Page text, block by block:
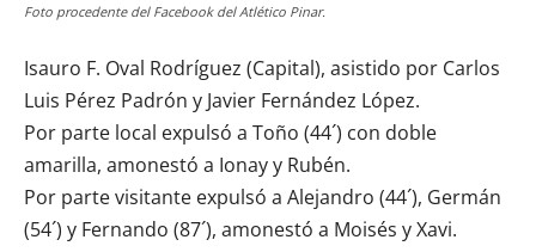
Foto procedente del Facebook del Atlético Pinar.
Isauro F. Oval Rodríguez (Capital), asistido por Carlos
Luis Pérez Padrón y Javier Fernández López.
Por parte local expulsó a Toño (44´) con doble
amarilla, amonestó a Ionay y Rubén.
Por parte visitante expulsó a Alejandro (44´), Germán
(54´) y Fernando (87´), amonestó a Moisés y Xavi.